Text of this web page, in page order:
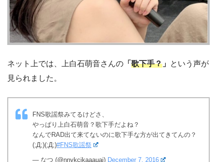
ネット上では、上白石萌音さんの 「 歌下手？ 」 という声が
見られました。
FNS歌謡祭みてるけどさ、
やっぱり上白石萌音？歌下手だよね？
なんでRAD出て来てないのに歌下手な方が出てきてんの？
(;Д;)(;Д;)#FNS歌謡祭
— なつ (@nnykcikaaauai) December 7, 2016